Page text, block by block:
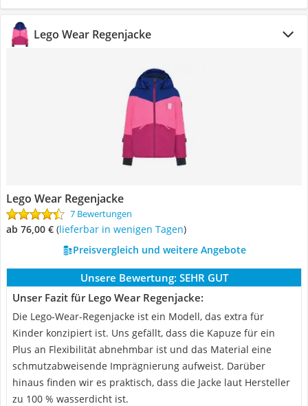
Lego Wear Regenjacke
Lego Wear Regenjacke
7 Bewertungen
ab 76,00 € ( Lieferbar in wenigen Tagen)
Preisvergleich und weitere Angebote
Unsere Bewertung: SEHR GUT
Unser Fazit für Lego Wear Regenjacke:
Die Lego-Wear-Regenjacke ist ein Modell, das extra für
Kinder konzipiert ist. Uns gefällt, dass die Kapuze für ein
Plus an Flexibilität abnehmbar ist und das Material eine
schmutzabweisende Imprägnierung aufweist. Darüber
hinaus finden wir es praktisch, dass die Jacke laut Hersteller
zu 100 % wasserdicht ist.